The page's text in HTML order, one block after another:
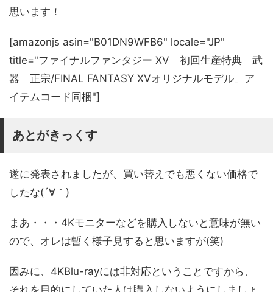
思います！
[amazonjs asin="B01DN9WFB6" locale="JP"
title="ファイナルファンタジー XV 初回生産特典 武
器「正宗/FINAL FANTASY XVオリジナルモデル」ア
イテムコード同梱"]
あとがきっくす
遂に発表されましたが、買い替えでも悪くない価格で
したな(´∀｀)
まあ・・・4Kモニターなどを購入しないと意味が無い
ので、オレは暫く様子見すると思いますが(笑)
因みに、4KBlu-rayには非対応ということですから、
それを目的にしていた人は購入しないようにしましょ